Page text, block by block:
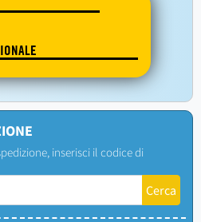
inserisci il codice di